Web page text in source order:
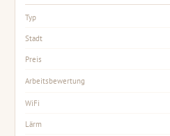
Typ
Stadt
Preis
Arbeitsbewertung
WiFi
Lärm